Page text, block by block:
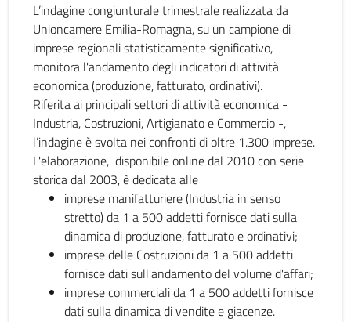
L’indagine congiunturale trimestrale realizzata da
Unioncamere Emilia-Romagna, su un campione di
imprese regionali statisticamente significativo,
monitora l'andamento degli indicatori di attività
economica (produzione, fatturato, ordinativi).
Riferita ai principali settori di attività economica -
Industria, Costruzioni, Artigianato e Commercio -,
l’indagine è svolta nei confronti di oltre 1.300 imprese.
L'elaborazione, disponibile online dal 2010 con serie
storica dal 2003, è dedicata alle
imprese manifatturiere (Industria in senso
stretto) da 1 a 500 addetti fornisce dati sulla
dinamica di produzione, fatturato e ordinativi;
imprese delle Costruzioni da 1 a 500 addetti
fornisce dati sull'andamento del volume d'affari;
imprese commerciali da 1 a 500 addetti fornisce
dati sulla dinamica di vendite e giacenze.